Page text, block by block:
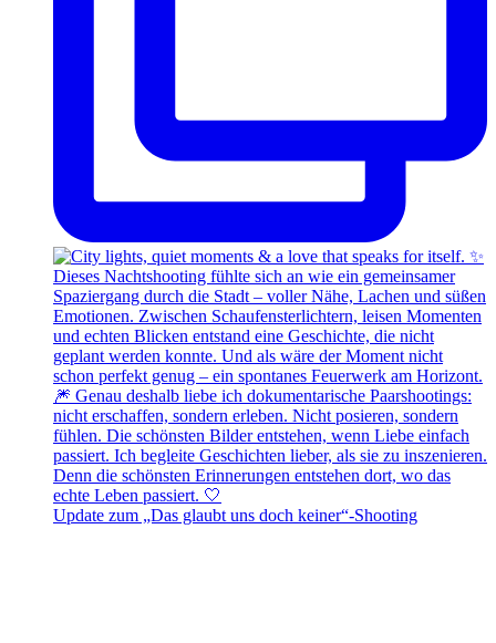
Update zum „Das glaubt uns doch keiner“-Shooting